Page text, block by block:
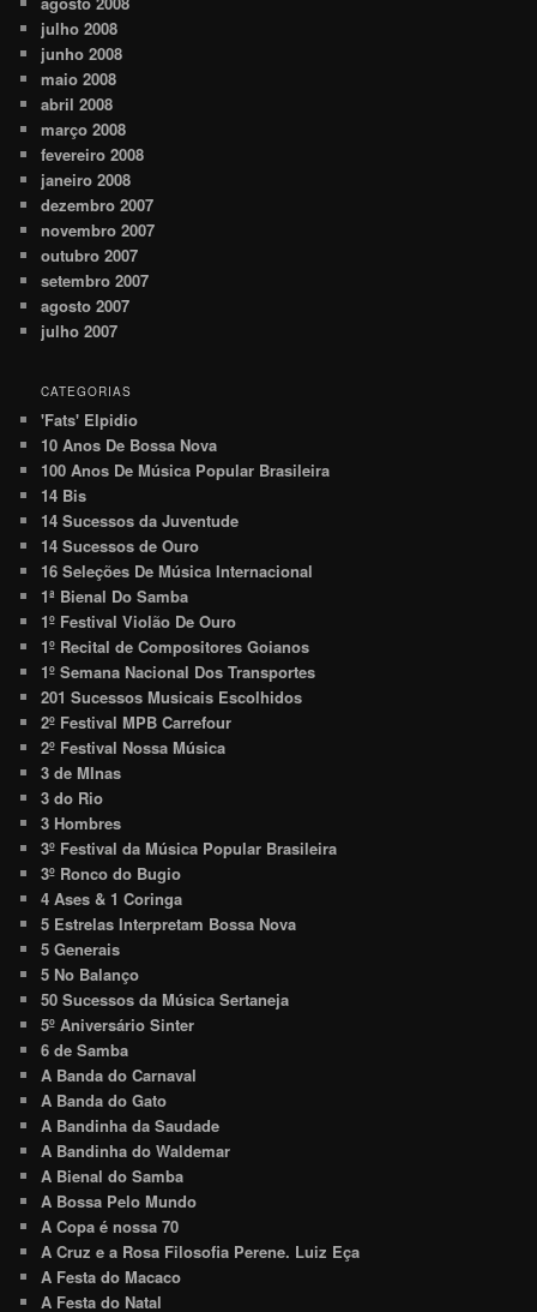
julho 2008
junho 2008
maio 2008
abril 2008
março 2008
fevereiro 2008
janeiro 2008
dezembro 2007
novembro 2007
outubro 2007
setembro 2007
agosto 2007
julho 2007
CATEGORIAS
'Fats' Elpidio
10 Anos De Bossa Nova
100 Anos De Música Popular Brasileira
14 Bis
14 Sucessos da Juventude
14 Sucessos de Ouro
16 Seleções De Música Internacional
1ª Bienal Do Samba
1º Festival Violão De Ouro
1º Recital de Compositores Goianos
1º Semana Nacional Dos Transportes
201 Sucessos Musicais Escolhidos
2º Festival MPB Carrefour
2º Festival Nossa Música
3 de MInas
3 do Rio
3 Hombres
3º Festival da Música Popular Brasileira
3º Ronco do Bugio
4 Ases & 1 Coringa
5 Estrelas Interpretam Bossa Nova
5 Generais
5 No Balanço
50 Sucessos da Música Sertaneja
5º Aniversário Sinter
6 de Samba
A Banda do Carnaval
A Banda do Gato
A Bandinha da Saudade
A Bandinha do Waldemar
A Bienal do Samba
A Bossa Pelo Mundo
A Copa é nossa 70
A Cruz e a Rosa Filosofia Perene. Luiz Eça
A Festa do Macaco
A Festa do Natal